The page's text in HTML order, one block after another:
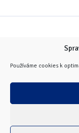
Používáme cookies k